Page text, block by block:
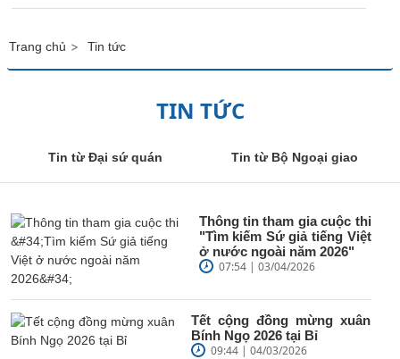
TRÌNH
Trang chủ > Tin tức
TIN TỨC
Tin từ Đại sứ quán Tin từ Bộ Ngoại giao
Thông tin tham gia cuộc thi
"Tìm kiếm Sứ giả tiếng Việt
ở nước ngoài năm 2026"
07:54 | 03/04/2026
Tết cộng đồng mừng xuân
Bính Ngọ 2026 tại Bỉ
09:44 | 04/03/2026